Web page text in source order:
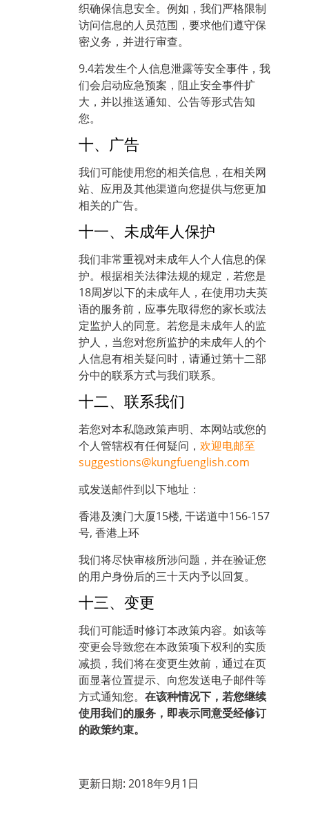
织确保信息安全。例如，我们严格限制
访问信息的人员范围，要求他们遵守保
密义务，并进行审查。
9.4若发生个人信息泄露等安全事件，我
们会启动应急预案，阻止安全事件扩
大，并以推送通知、公告等形式告知
您。
十、广告
我们可能使用您的相关信息，在相关网
站、应用及其他渠道向您提供与您更加
相关的广告。
十一、未成年人保护
我们非常重视对未成年人个人信息的保
护。根据相关法律法规的规定，若您是
18周岁以下的未成年人，在使用功夫英
语的服务前，应事先取得您的家长或法
定监护人的同意。若您是未成年人的监
护人，当您对您所监护的未成年人的个
人信息有相关疑问时，请通过第十二部
分中的联系方式与我们联系。
十二、联系我们
若您对本私隐政策声明、本网站或您的
个人管辖权有任何疑问， 欢迎电邮至
suggestions@kungfuenglish.com
或发送邮件到以下地址：
香港及澳门大厦15楼, 干诺道中156-157
号, 香港上环
我们将尽快审核所涉问题，并在验证您
的用户身份后的三十天内予以回复。
十三、变更
我们可能适时修订本政策内容。如该等
变更会导致您在本政策项下权利的实质
减损，我们将在变更生效前，通过在页
面显著位置提示、向您发送电子邮件等
方式通知您。 在该种情况下，若您继续
使用我们的服务，即表示同意受经修订
的政策约束。
更新日期: 2018年9月1日